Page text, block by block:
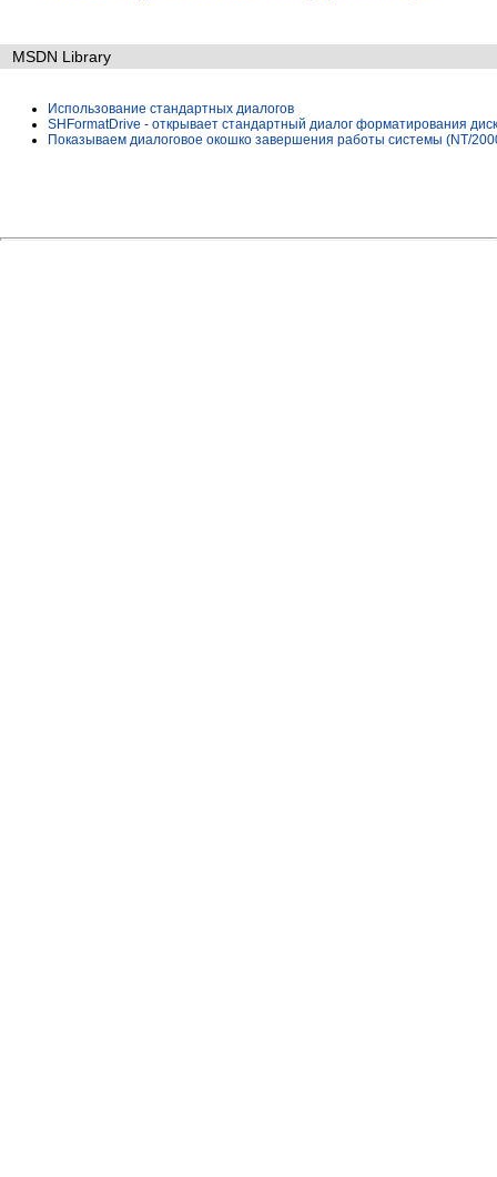
MSDN Library
Использование стандартных диалогов
SHFormatDrive - открывает стандартный диалог форматирования
Показываем диалоговое окошко завершения работы системы (NT/